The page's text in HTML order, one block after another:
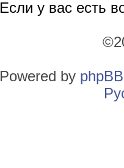
Если у вас есть
Powered by phpBB